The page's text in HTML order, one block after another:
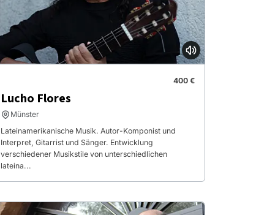
400 €
Lucho Flores
Münster
Lateinamerikanische Musik. Autor-Komponist und
Interpret, Gitarrist und Sänger. Entwicklung
verschiedener Musikstile von unterschiedlichen
lateina...